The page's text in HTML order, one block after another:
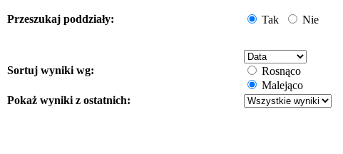
Przeszukaj poddziały: Tak Nie
Sortuj wyniki wg:
Rosnąco
Malejąco
Pokaż wyniki z ostatnich: